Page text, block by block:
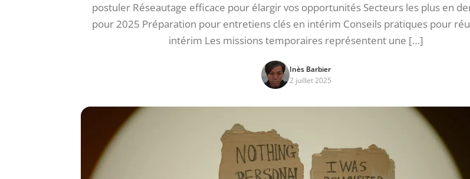
postuler Réseautage efficace pour élargir vos opportunités Secteurs les plus en
pour 2025 Préparation pour entretiens clés en intérim Conseils pratiques pour
intérim Les missions temporaires représentent une […]
Inès Barbier
2 juillet 2025